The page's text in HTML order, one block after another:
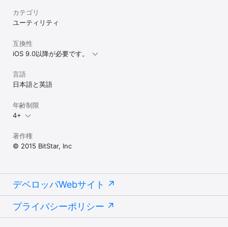
カテゴリ
ユーティリティ
互換性
iOS 9.0以降が必要です。
言語
日本語と英語
年齢制限
4+
著作権
© 2015 BitStar, Inc
デベロッパWebサイト
プライバシーポリシー